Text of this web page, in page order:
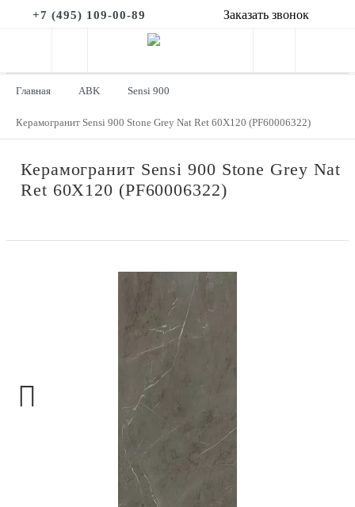
+7 (495) 109-00-89 Заказать звонок
Главная ABK Sensi 900
Керамогранит Sensi 900 Stone Grey Nat Ret 60X120 (PF60006322)
Керамогранит Sensi 900 Stone Grey Nat
Ret 60X120 (PF60006322)